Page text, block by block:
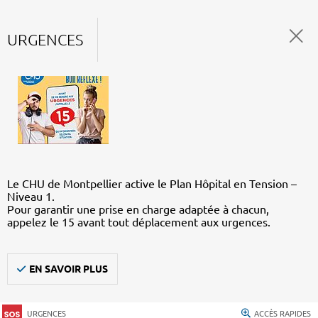
URGENCES
Le CHU de Montpellier active le Plan Hôpital en Tension –
Niveau 1.
Pour garantir une prise en charge adaptée à chacun,
appelez le 15 avant tout déplacement aux urgences.
EN SAVOIR PLUS
URGENCES ACCÈS RAPIDES